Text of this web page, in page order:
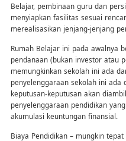
Belajar, pembinaan guru dan
menyiapkan fasilitas sesuai
merealisasikan jenjang-jenjang
Rumah Belajar ini pada awalnya
pendanaan (bukan investor atau
memungkinkan sekolah ini ada
penyelenggaraan sekolah ini ada
keputusan-keputusan akan
penyelenggaraan pendidikan
akumulasi keuntungan finansial.
Biaya Pendidikan – mungkin tepat